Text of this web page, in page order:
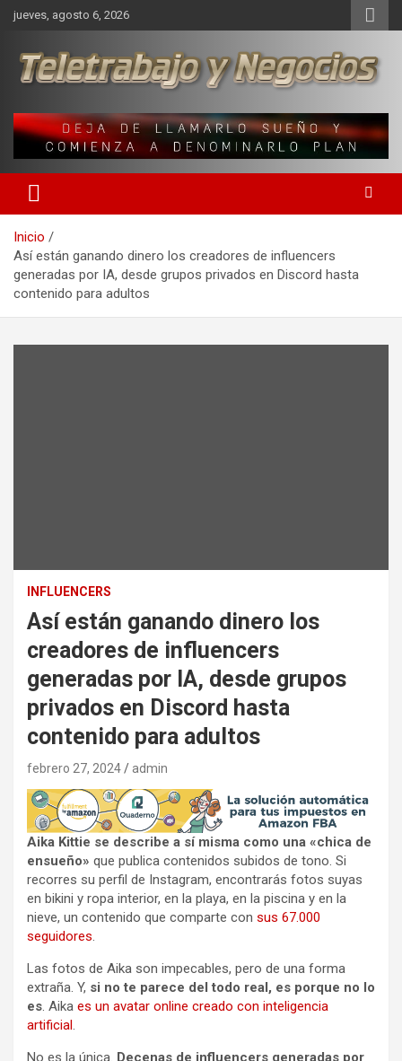
Saltarjueves, agosto 6, 2026
Teletrabajo y Negocios
Inicio
Así están ganando dinero los creadores de influencers
generadas por IA, desde grupos privados en Discord hasta
contenido para adultos
INFLUENCERS
Así están ganando dinero los
creadores de influencers
generadas por IA, desde grupos
privados en Discord hasta
contenido para adultos
febrero 27, 2024 admin
Aika Kittie se describe a sí misma como una «chica de
ensueño» que publica contenidos subidos de tono. Si
recorres su perfil de Instagram, encontrarás fotos suyas
en bikini y ropa interior, en la playa, en la piscina y en la
nieve, un contenido que comparte con sus 67.000
seguidores.
Las fotos de Aika son impecables, pero de una forma
extraña. Y, si no te parece del todo real, es porque no lo
es. Aika es un avatar online creado con inteligencia
artificial.
No es la única. Decenas de influencers generadas por